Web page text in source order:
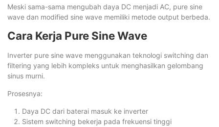
Meski sama-sama mengubah daya DC menjadi AC, pure sine
wave dan modified sine wave memiliki metode output berbeda.
Cara Kerja Pure Sine Wave
Inverter pure sine wave menggunakan teknologi switching dan
filtering yang lebih kompleks untuk menghasilkan gelombang
sinus murni.
Prosesnya:
Daya DC dari baterai masuk ke inverter
Sistem switching bekerja pada frekuensi tinggi